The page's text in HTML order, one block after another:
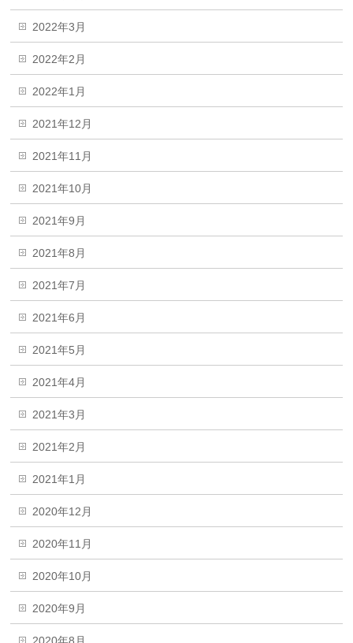
2022年3月
2022年2月
2022年1月
2021年12月
2021年11月
2021年10月
2021年9月
2021年8月
2021年7月
2021年6月
2021年5月
2021年4月
2021年3月
2021年2月
2021年1月
2020年12月
2020年11月
2020年10月
2020年9月
2020年8月